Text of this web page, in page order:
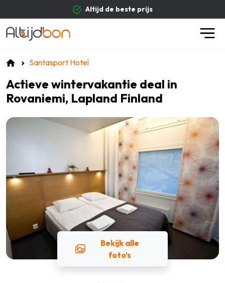
Altijd de beste prijs
Santasport Hotel
Actieve wintervakantie deal in
Rovaniemi, Lapland Finland
Bekijk alle
foto’s